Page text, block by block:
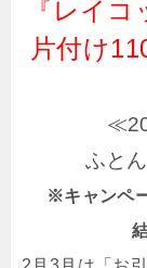
『レイ
片付け
ふと
※キャンペ